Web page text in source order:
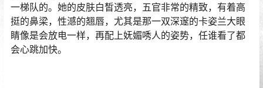
一梯队的。她的皮肤白皙透亮，五官非常的精致，有着高
挺的鼻梁，性澸的翘唇，尤其是那一双深邃的卡姿兰大眼
睛像是会放电一样，再配上妩媚唀人的姿势，任谁看了都
会心跳加快。